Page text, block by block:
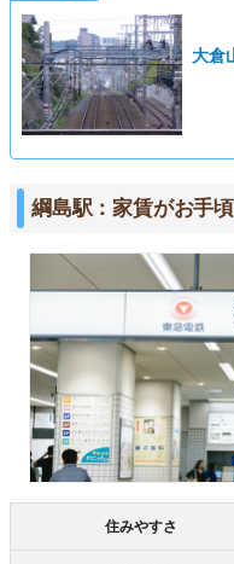
大倉
綱島駅：家賃がお手
住みやすさ